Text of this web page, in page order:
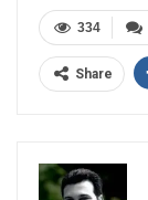
334
Share